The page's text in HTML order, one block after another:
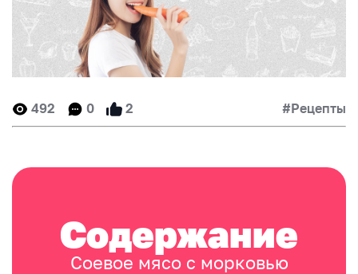
492 0 2 #Рецепты
Содержание
Соевое мясо с морковью